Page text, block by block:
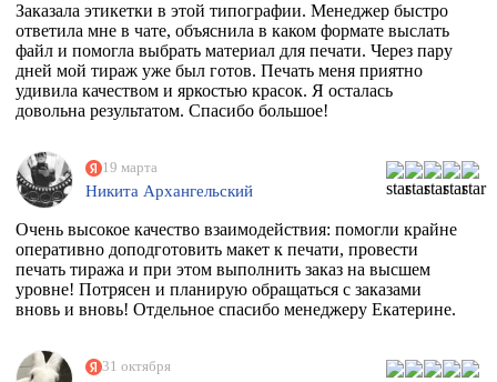
Заказала этикетки в этой типографии. Менеджер быстро
ответила мне в чате, объяснила в каком формате выслать
файл и помогла выбрать материал для печати. Через пару
дней мой тираж уже был готов. Печать меня приятно
удивила качеством и яркостью красок. Я осталась
довольна результатом. Спасибо большое!
19 марта
Никита Архангельский
Очень высокое качество взаимодействия: помогли крайне
оперативно доподготовить макет к печати, провести
печать тиража и при этом выполнить заказ на высшем
уровне! Потрясен и планирую обращаться с заказами
вновь и вновь! Отдельное спасибо менеджеру Екатерине.
31 октября